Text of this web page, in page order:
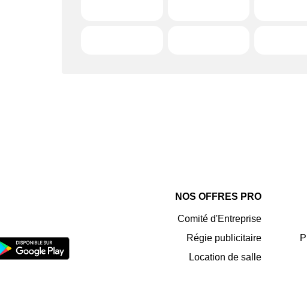
NOS OFFRES PRO
Comité d'Entreprise
Régie publicitaire
Location de salle